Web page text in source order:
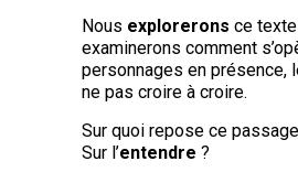
Nous explorerons ce
examinerons comment
personnages en présence,
ne pas croire à croire.
Sur quoi repose ce
Sur l’entendre ?